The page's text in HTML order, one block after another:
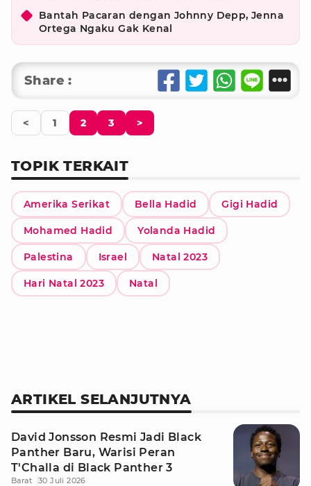
Bantah Pacaran dengan Johnny Depp, Jenna
Ortega Ngaku Gak Kenal
Share :
< 1 2 3 >
TOPIK TERKAIT
Amerika Serikat Bella Hadid Gigi Hadid
Mohamed Hadid Yolanda Hadid
Palestina Israel Natal 2023
Hari Natal 2023 Natal
ARTIKEL SELANJUTNYA
David Jonsson Resmi Jadi Black
Panther Baru, Warisi Peran
T'Challa di Black Panther 3
Barat 30 Juli 2026